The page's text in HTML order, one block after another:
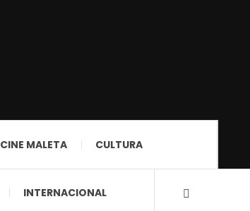
CINE MALETA CULTURA
INTERNACIONAL